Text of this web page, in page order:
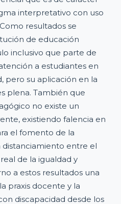
interpretativo con uso
resultados se
de educación
inclusivo que parte de
a estudiantes en
pero su aplicación en la
plena. También que
no existe un
existiendo falencia en
el fomento de la
distanciamiento entre el
de la igualdad y
a estos resultados una
praxis docente y la
discapacidad desde los